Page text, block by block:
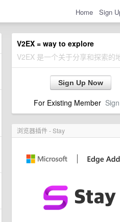
Home Sign
V2EX = way to explore
V2EX 是一个关于分享和探索的
Sign Up Now
For Existing Member
浏览器插件 - Stay